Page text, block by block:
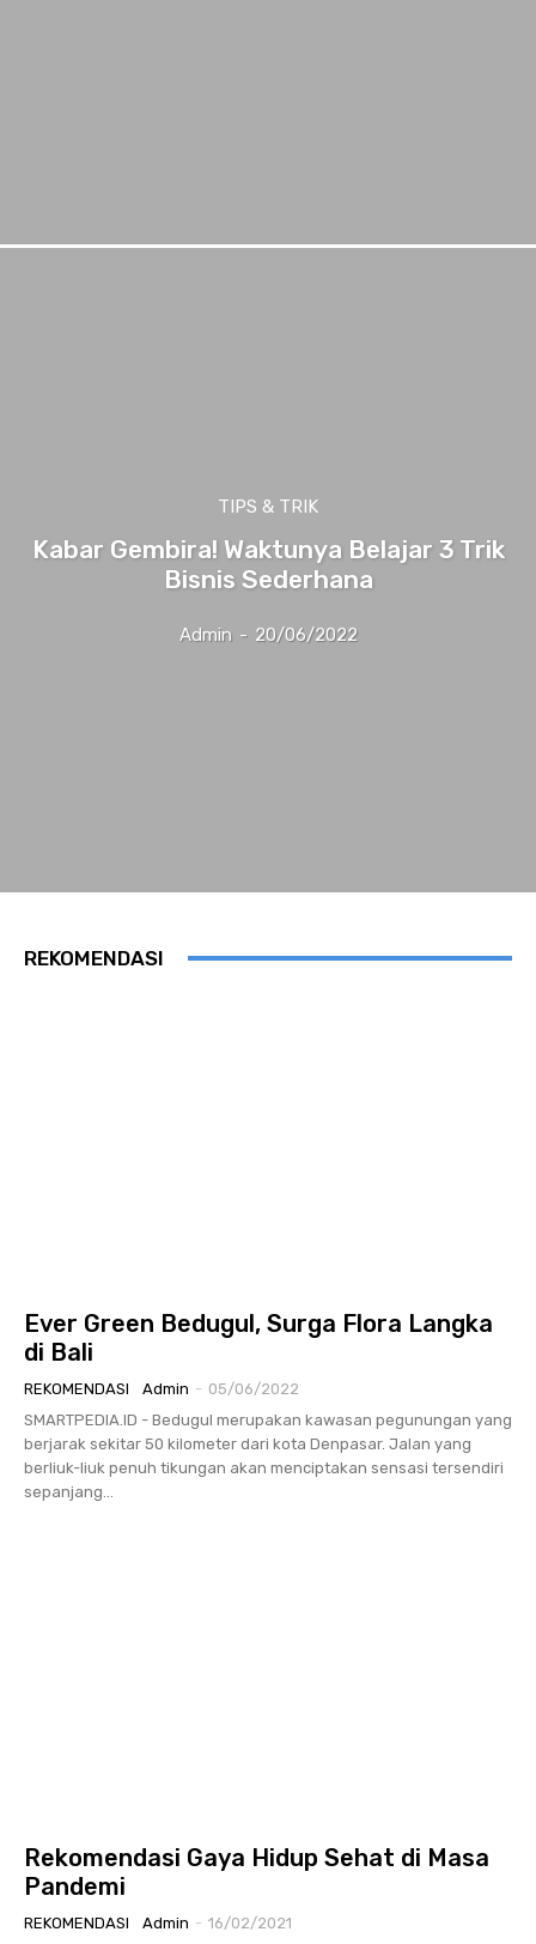
TIPS & TRIK
Kabar Gembira! Waktunya Belajar 3 Trik
Bisnis Sederhana
Admin - 20/06/2022
REKOMENDASI
Ever Green Bedugul, Surga Flora Langka
di Bali
REKOMENDASI Admin - 05/06/2022
SMARTPEDIA.ID - Bedugul merupakan kawasan pegunungan yang
berjarak sekitar 50 kilometer dari kota Denpasar. Jalan yang
berliuk-liuk penuh tikungan akan menciptakan sensasi tersendiri
sepanjang...
Rekomendasi Gaya Hidup Sehat di Masa
Pandemi
REKOMENDASI Admin - 16/02/2021